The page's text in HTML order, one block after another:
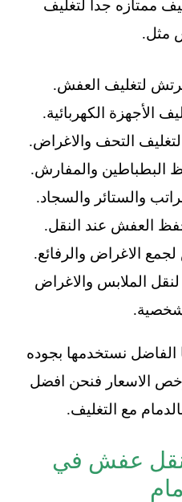
ممتازه جدا لتغليف
مثل.
لتغليف العفش.
الأجهزة الكهربائية.
لتغليف التحف والاغراض.
البطباطين والمفارش.
والستائر والسجاد.
العفش عند النقل.
الاغراض والرفائع.
الملابس والاغراض
الفاضل نستخدمها بجوده
الاسعار فنحن افضل
مع التغليف.
عفش في